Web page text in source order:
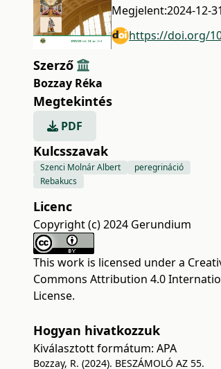
Megjelent:2024-12-31
https://doi.org/
Szerző
Bozzay Réka
Megtekintés
PDF
Kulcsszavak
Szenci Molnár Albert
peregrináció
Rebakucs
Licenc
Copyright (c) 2024 Gerundium
This work is licensed under a
Commons Attribution 4.0
License.
Hogyan hivatkozzuk
Kiválasztott formátum: APA
Bozzay, R. (2024). BESZÁMOLÓ AZ 55.